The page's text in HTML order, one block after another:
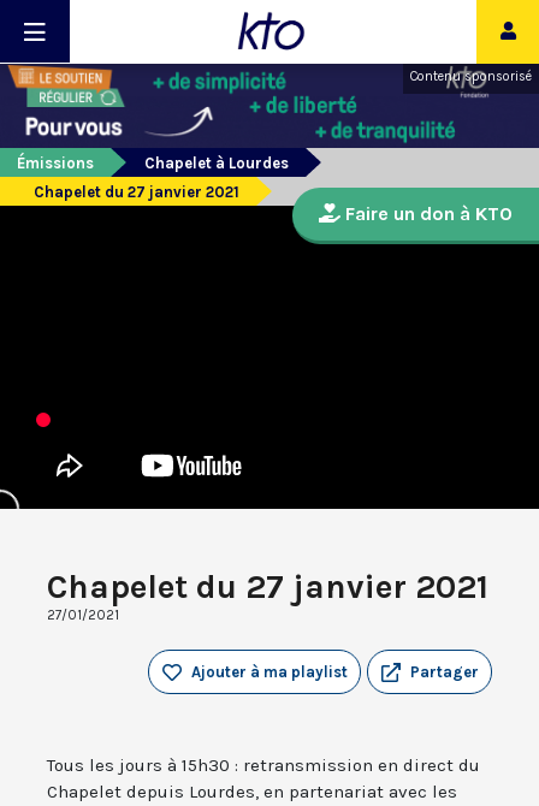
Contenu sponsorisé
Émissions
Chapelet à Lourdes
Chapelet du 27 janvier 2021
Chapelet du 27 janvier 2021
27/01/2021
Partager
Ajouter à ma playlist
Tous les jours à 15h30 : retransmission en direct du
Chapelet depuis Lourdes, en partenariat avec les
Faire un don à KTO